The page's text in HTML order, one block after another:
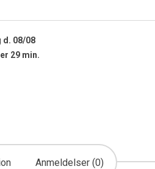
d. 08/08
29 min.
Anmeldelser (0)